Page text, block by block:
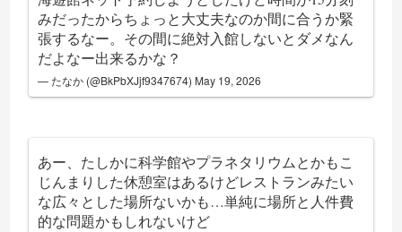
みだったからちょっと大丈夫なのか間に合うか緊
張するなー。その間に絶対入館しないとダメなん
だよなー出来るかな？
— たなか (@BkPbXJjf9347674) May 19, 2026
あー、たしかに科学館やプラネタリウムとかもこ
じんまりした休憩室はあるけどレストランみたい
な広々とした場所ないかも…単純に場所と人件費
的な問題かもしれないけど